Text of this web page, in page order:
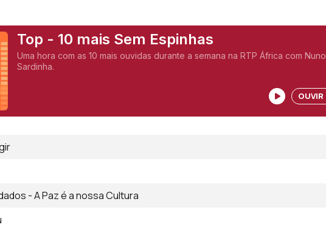
Top - 10 mais Sem Espinhas
Uma hora com as 10 mais ouvidas durante a semana na RTP África com Nuno
Sardinha.
OUVIR
- A Paz é a nossa Cultura